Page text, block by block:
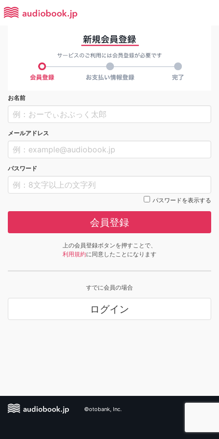
お名前
メールアドレス
パスワード
パスワードを表示する
会員登録
上の会員登録ボタンを押すことで、
利用規約に同意したことになります
すでに会員の場合
ログイン
©otobank, Inc.